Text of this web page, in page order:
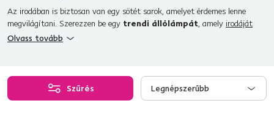
Az irodában is biztosan van egy sötét sarok, amelyet érdemes lenne
megvilágítani. Szerezzen be egy trendi állólámpát, amely irodáját
energikus fénnyel tölti meg. Az állólámpák nagyszerűen
Olvass tovább
Szűrés Legnépszerűbb